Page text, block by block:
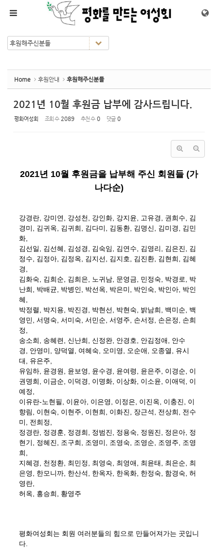
Home 후원안내 후원해주신분들
2021년 10월 후원금 납부에 감사드립니다.
평화여성회 조회 수 2089 추천 수 0 댓글 0
2021년 10월 후원금을 납부해 주신 회원들 (가
나다순)
강경란 강미연 강성천 강인화 강지윤 고유경 권희수
김
경미
김귀옥 김귀희 김다미 김동환 , 김명신, 김미경
김민
화
김선일
김선혜 김성경 김숙임 김연수 , 김영리, 김은진
김
정수
김정아 김정옥 , 김지선, 김지호 김진환 김현희
김혜
경
김화숙
김희순 김희은 노귀남 문영금 민정숙 박경로
박
난희
박배균 박병인 박선옥 박은미 박인숙 박인아 박인
혜
박정렬, 박지용
박진경 박현선 박현숙 밝남희 백미순
백
영민
서명숙 서미숙 서민순 서영주 손서정 손은정
손희
정
송소희
송혜련, 신난희, 신정완 안경호 안김정애
안수
경
안영미 양덕열 여혜숙 오미영 오순애 오종열
유시
대
유은주
유임하 윤경원 윤보영 윤수경 윤여령 윤은주 이경순
이
권명희
이금순 이덕경 이명화 이상화 이소윤 이애덕
, 이
예정,
이유란-노현필
이윤아 이은영 이정은 이진옥, 이충진
이
향림
이현숙 이현주 이현희 이화진 장근석 전상희
전수
미
전희정
정경란 정경훈 정경희 정범진 정용숙 정원진 정은아 정
현기
정혜진 조구희 조영미 조영숙 조영순 조영주
조영
희
지혜경
천정환 최민정 최영숙 최영애 최윤태 최은순
최
은영
한모니까 한산석 한옥자 한옥화, 한정숙 함경숙, 허
영란
허옥
홍승희 황영주
평화여성회는 회원 여러분들의 힘으로 만들어져가는 곳입니
다